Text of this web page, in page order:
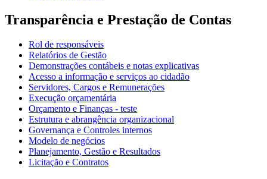
Transparência e Prestação de Contas
Rol de responsáveis
Relatórios de Gestão
Demonstrações contábeis e notas explicativas
Acesso a informação e serviços ao cidadão
Servidores, Cargos e Remunerações
Execução orçamentária
Orçamento e Finanças - teste
Estrutura e abrangência organizacional
Governança e Controles internos
Modelo de negócios
Planejamento, Gestão e Resultados
Licitação e Contratos